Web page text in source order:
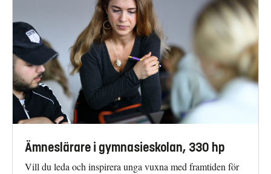
Ämneslärare i gymnasieskolan, 330 hp
Vill du leda och inspirera unga vuxna med framtiden för